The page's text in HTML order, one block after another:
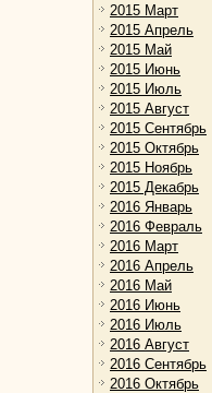
2015 Март
2015 Апрель
2015 Май
2015 Июнь
2015 Июль
2015 Август
2015 Сентябрь
2015 Октябрь
2015 Ноябрь
2015 Декабрь
2016 Январь
2016 Февраль
2016 Март
2016 Апрель
2016 Май
2016 Июнь
2016 Июль
2016 Август
2016 Сентябрь
2016 Октябрь